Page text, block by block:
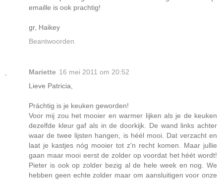
emaille is ook prachtig!
gr, Haikey
Beantwoorden
Mariette 16 mei 2011 om 20:52
Lieve Patricia,
Práchtig is je keuken geworden!
Voor mij zou het mooier en warmer lijken als je de keuken
dezelfde kleur gaf als in de doorkijk. De wand links achter
waar de twee lijsten hangen, is héél mooi. Dat verzacht en
laat je kastjes nóg mooier tot z'n recht komen. Maar jullie
gaan maar mooi eerst de zolder op voordat het héét wordt!
Pieter is ook op zolder bezig al de hele week en nog. We
hebben geen echte zolder maar om aansluitigen voor onze